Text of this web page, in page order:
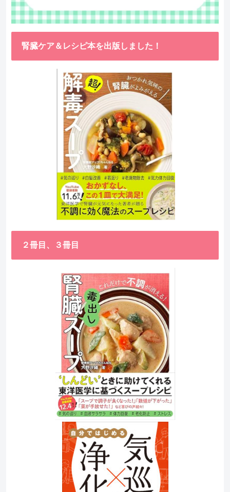
腎臓ケア＆レシピ本を出版しました！
２冊目、３冊目